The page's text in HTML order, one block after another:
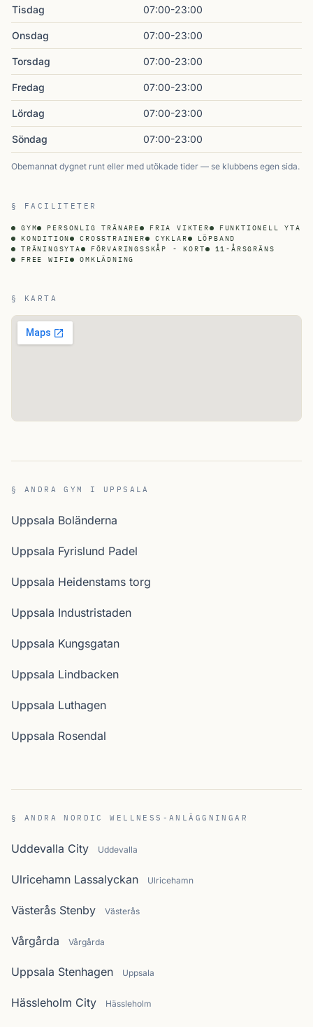
Tisdag 07:00-23:00
Onsdag 07:00-23:00
Torsdag 07:00-23:00
Fredag 07:00-23:00
Lördag 07:00-23:00
Söndag 07:00-23:00
Obemannat dygnet runt eller med utökade tider — se klubbens egen sida.
§ FACILITETER
GYM PERSONLIG TRÄNARE FRIA VIKTER
FUNKTIONELL YTA
KONDITION
CROSSTRAINER CYKLAR
LÖPBAND
TRÄNINGSYTA
FÖRVARINGSSKÅP - KORT
11-ÅRSGRÄNS
FREE WIFI
OMKLÄDNING
§ KARTA
§ ANDRA GYM I UPPSALA
Uppsala Boländerna
Uppsala Fyrislund Padel
Uppsala Heidenstams torg
Uppsala Industristaden
Uppsala Kungsgatan
Uppsala Lindbacken
Uppsala Luthagen
Uppsala Rosendal
§ ANDRA NORDIC WELLNESS-ANLÄGGNINGAR
Uddevalla City Uddevalla
Ulricehamn Lassalyckan Ulricehamn
Västerås Stenby Västerås
Vårgårda Vårgårda
Uppsala Stenhagen Uppsala
Hässleholm City Hässleholm